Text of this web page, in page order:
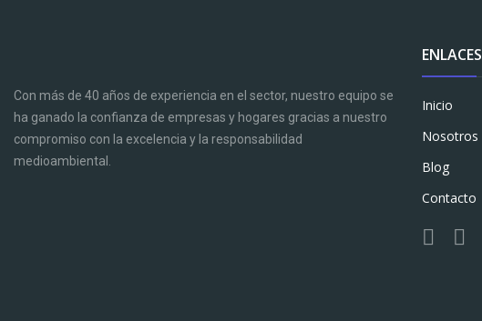
Con más de 40 años de experiencia en el sector, nuestro equipo se
ha ganado la confianza de empresas y hogares gracias a nuestro
compromiso con la excelencia y la responsabilidad
medioambiental.
ENLACES
Inicio
Nosotros
Blog
Contacto